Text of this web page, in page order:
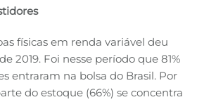
físicas em renda variável deu
2019. Foi nesse período que 81%
entraram na bolsa do Brasil. Por
do estoque (66%) se concentra